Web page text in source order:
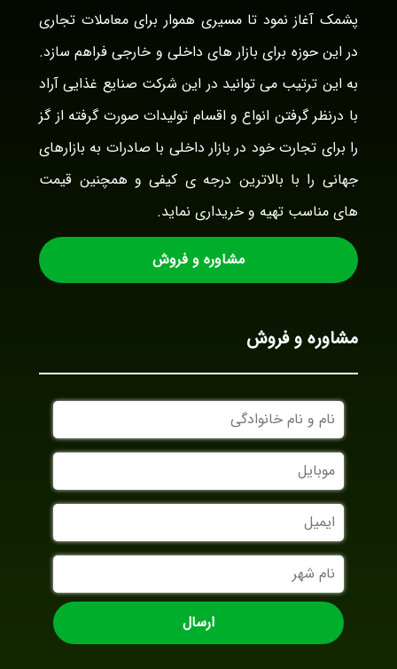
پشمک آغاز نمود تا مسیری هموار برای معاملات تجاری
در این حوزه برای بازار های داخلی و خارجی فراهم سازد.
به این ترتیب می توانید در این شرکت صنایع غذایی آراد
با درنظر گرفتن انواع و اقسام تولیدات صورت گرفته از گز
را برای تجارت خود در بازار داخلی با صادرات به بازارهای
جهانی را با بالاترین درجه ی کیفی و همچنین قیمت
های مناسب تهیه و خریداری نماید.
مشاوره و فروش
مشاوره و فروش
نام
و
نام
خانوادگی
موبایل
ایمیل
نام
شهر